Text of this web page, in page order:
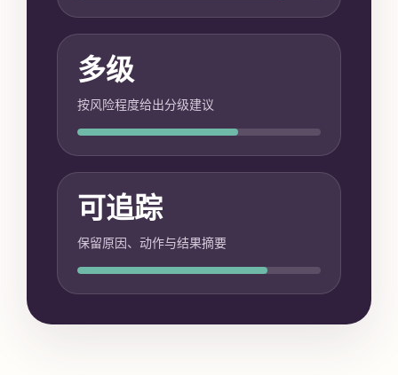
多级
按风险程度给出分级建议
可追踪
保留原因、动作与结果摘要